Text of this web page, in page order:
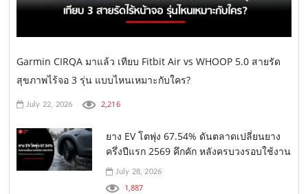
Garmin CIRQA มาแล้ว เทียบ Fitbit Air vs WHOOP 5.0 สายรัด
สุขภาพไร้จอ 3 รุ่น แบบไหนเหมาะกับใคร?
July 22, 2026 2,216
ยาง EV โตพุ่ง 67.54% ดันตลาดเปลี่ยนยาง
ครึ่งปีแรก 2569 คึกคัก หลังครบวงรอบใช้งาน
July 28, 2026
1,887